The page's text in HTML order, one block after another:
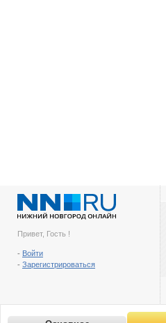
Привет, Гость !
- Войти
- Зарегистрироваться